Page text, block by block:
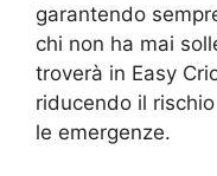
garantendo
chi non ha mai
troverà in Easy
riducendo il
le emergenze.